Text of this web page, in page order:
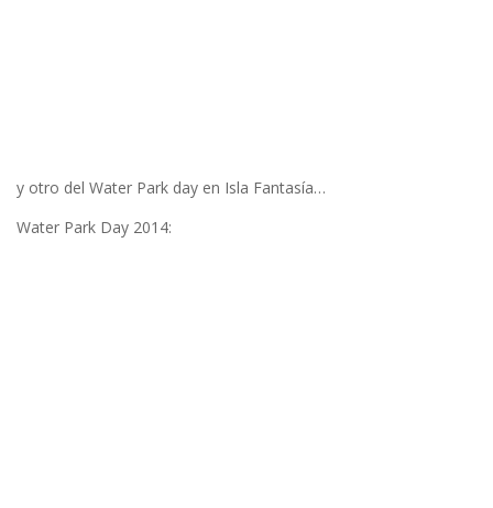
y otro del Water Park day en Isla Fantasía…
Water Park Day 2014: